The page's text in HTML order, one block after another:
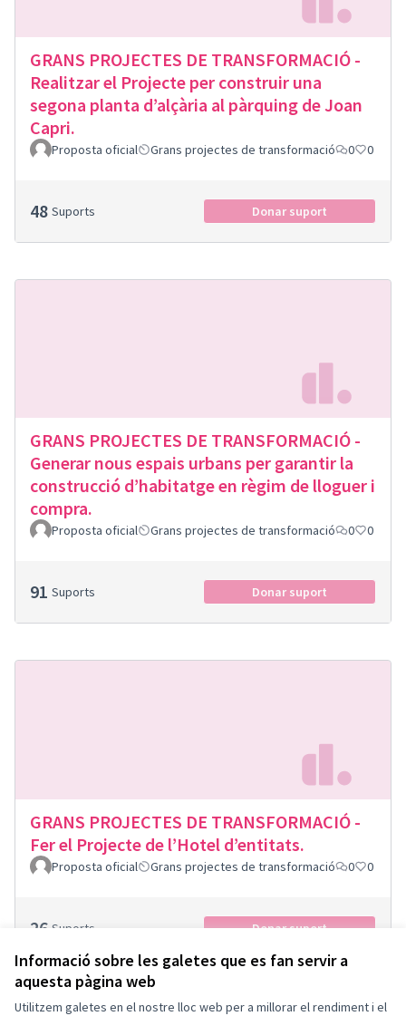
Informació sobre les galetes que es fan servir a
aquesta pàgina web
Utilitzem galetes en el nostre lloc web per a millorar el rendiment i el
GRANS PROJECTES DE TRANSFORMACIÓ -
Realitzar el Projecte per construir una
segona planta d’alçària al pàrquing de Joan
Capri.
Proposta oficial Grans projectes de transformació 0 0
48 Suports Donar suport
GRANS PROJECTES DE TRANSFORMACIÓ -
Generar nous espais urbans per garantir la
construcció d’habitatge en règim de lloguer i
compra.
Proposta oficial Grans projectes de transformació 0 0
91 Suports Donar suport
GRANS PROJECTES DE TRANSFORMACIÓ -
Fer el Projecte de l’Hotel d’entitats.
Proposta oficial Grans projectes de transformació 0 0
26 Suports Donar suport
Termes i condicions d'ús